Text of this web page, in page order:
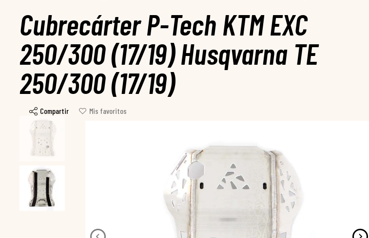
Cubrecárter P-Tech KTM EXC
250/300 (17/19) Husqvarna TE
250/300 (17/19)
Compartir Mis favoritos